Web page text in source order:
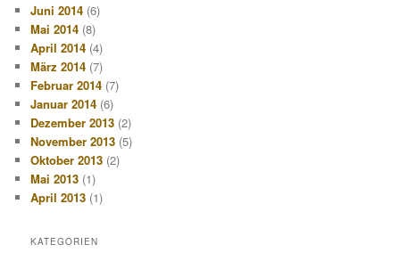
Juni 2014 (6)
Mai 2014 (8)
April 2014 (4)
März 2014 (7)
Februar 2014 (7)
Januar 2014 (6)
Dezember 2013 (2)
November 2013 (5)
Oktober 2013 (2)
Mai 2013 (1)
April 2013 (1)
KATEGORIEN